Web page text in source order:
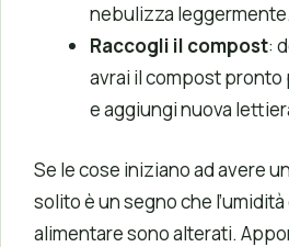
nebulizza leggermente.
Raccogli il compost:
avrai il compost pronto
e aggiungi nuova
Se le cose iniziano ad avere
solito è un segno che l’umidità
alimentare sono alterati.